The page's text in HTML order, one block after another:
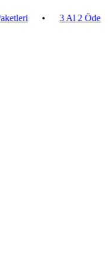
• 3 Al 2 Öde •